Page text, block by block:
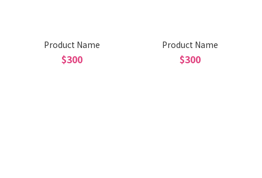
Product Name
$300
Product Name
$300